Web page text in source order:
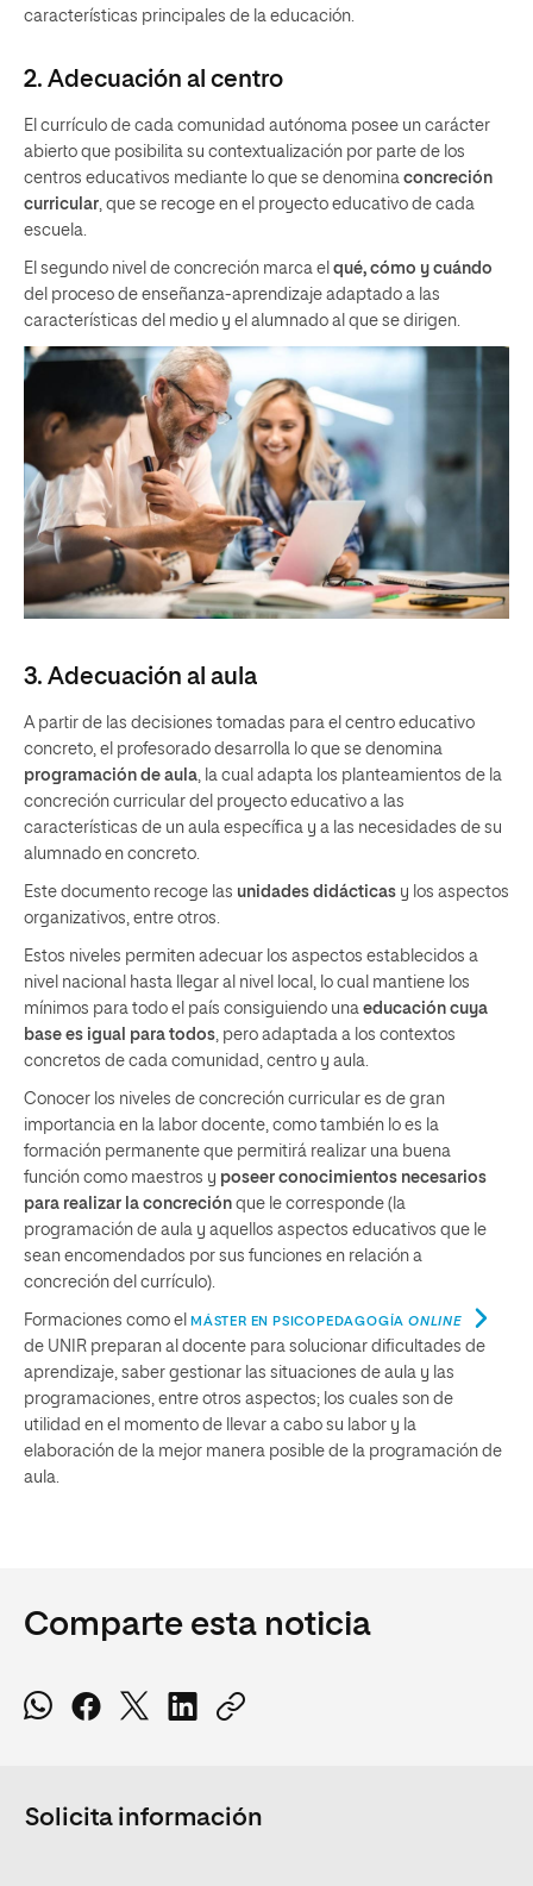
características principales de la educación.
2. Adecuación al centro
El currículo de cada comunidad autónoma posee un carácter
abierto que posibilita su contextualización por parte de los
centros educativos mediante lo que se denomina concreción
curricular, que se recoge en el proyecto educativo de cada
escuela.
El segundo nivel de concreción marca el qué, cómo y cuándo
del proceso de enseñanza-aprendizaje adaptado a las
características del medio y el alumnado al que se dirigen.
3. Adecuación al aula
A partir de las decisiones tomadas para el centro educativo
concreto, el profesorado desarrolla lo que se denomina
programación de aula, la cual adapta los planteamientos de la
concreción curricular del proyecto educativo a las
características de un aula específica y a las necesidades de su
alumnado en concreto.
Este documento recoge las unidades didácticas y los aspectos
organizativos, entre otros.
Estos niveles permiten adecuar los aspectos establecidos a
nivel nacional hasta llegar al nivel local, lo cual mantiene los
mínimos para todo el país consiguiendo una educación cuya
base es igual para todos, pero adaptada a los contextos
concretos de cada comunidad, centro y aula.
Conocer los niveles de concreción curricular es de gran
importancia en la labor docente, como también lo es la
formación permanente que permitirá realizar una buena
función como maestros y poseer conocimientos necesarios
para realizar la concreción que le corresponde (la
programación de aula y aquellos aspectos educativos que le
sean encomendados por sus funciones en relación a
concreción del currículo).
Formaciones como el MÁSTER EN PSICOPEDAGOGÍA ONLINE
de UNIR preparan al docente para solucionar dificultades de
aprendizaje, saber gestionar las situaciones de aula y las
programaciones, entre otros aspectos; los cuales son de
utilidad en el momento de llevar a cabo su labor y la
elaboración de la mejor manera posible de la programación de
aula.
Comparte esta noticia
Solicita información